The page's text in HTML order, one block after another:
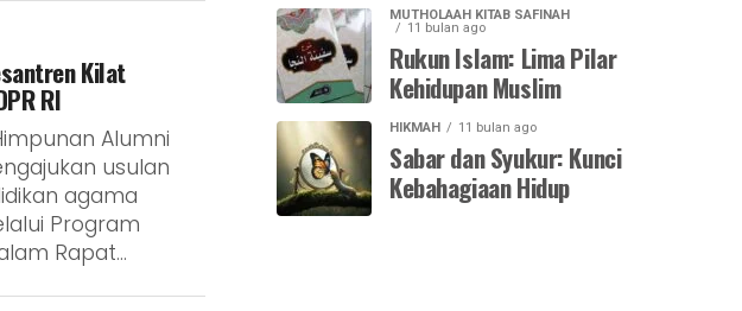
Kilat
RI
Alumni
usulan
agama
Program
Rapat...
MUTHOLAAH KITAB SAFINAH
11 bulan ago
Rukun Islam: Lima Pilar
Kehidupan Muslim
HIKMAH 11 bulan ago
Sabar dan Syukur: Kunci
Kebahagiaan Hidup